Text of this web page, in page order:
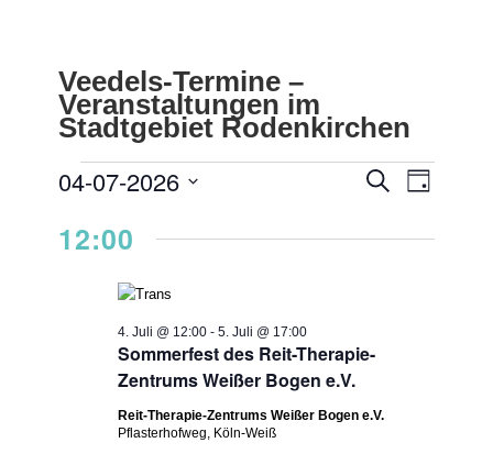
VERANSTALTUNGEN
4.
JULI
2026
UND
Suche
Tag
04-07-2026
wählen.
12:00
Sommerfest des Reit-Therapie-
Zentrums Weißer Bogen e.V.
4. Juli @ 12:00 -5. Juli @ 17:00
Reit-Therapie-Zentrums Weißer Bogen e.V.
Pflasterhofweg, Köln-Weiß